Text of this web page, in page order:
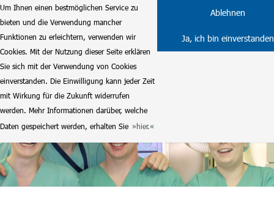
Um Ihnen einen bestmöglichen Service zu
bieten und die Verwendung mancher
Funktionen zu erleichtern, verwenden wir
Cookies. Mit der Nutzung dieser Seite erklären
Sie sich mit der Verwendung von Cookies
einverstanden. Die Einwilligung kann jeder Zeit
mit Wirkung für die Zukunft widerrufen
werden. Mehr Informationen darüber, welche
Daten gespeichert werden, erhalten Sie
hier.
Ablehnen
Ja, ich bin einverstanden